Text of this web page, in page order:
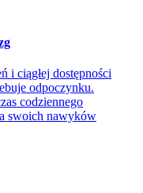
i ciągłej dostępności
odpoczynku.
codziennego
swoich nawyków